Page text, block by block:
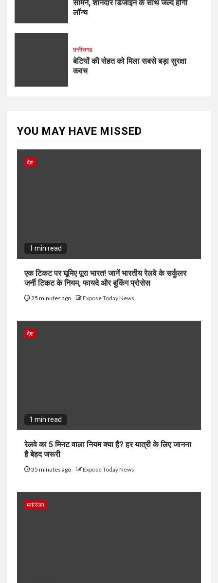
सामने, शानदार डिजाइन के साथ जल्द होगी
लॉन्च
छत्तीसगढ
बेटियों की सेहत को मिला सबसे बड़ा सुरक्षा
कवच
YOU MAY HAVE MISSED
देश
1 min read
एक टिकट पर घूमिए पूरा भारत! जानें भारतीय रेलवे के सर्कुलर
जर्नी टिकट के नियम, फायदे और बुकिंग प्रोसेस
25 minutes ago Expose Today News
देश
1 min read
रेलवे का 5 मिनट वाला नियम क्या है? हर यात्री के लिए जानना
है बेहद जरूरी
35 minutes ago Expose Today News
मनोरंजन